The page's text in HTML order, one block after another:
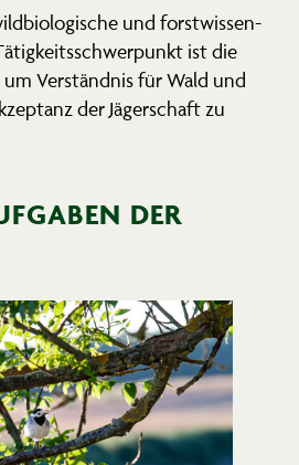
und forst­wis­sen­
ist die
Verständnis für Wald und
der Jäger­schaft zu
DER